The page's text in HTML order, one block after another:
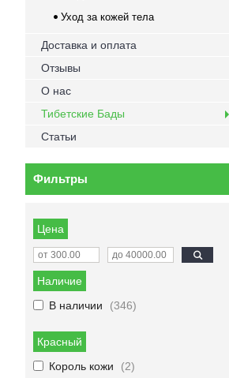
Уход за кожей тела
Доставка и оплата
Отзывы
О нас
Тибетские Бады
Статьи
Фильтры
Цена
Наличие
В наличии
346
Красный
Король кожи
2